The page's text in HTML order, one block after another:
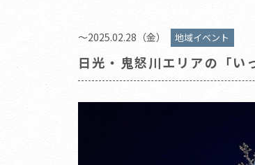
～2025.02.28（金） 地域イベント
日光・鬼怒川エリアの「い